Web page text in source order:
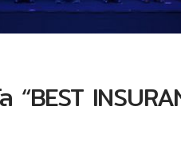
“BEST